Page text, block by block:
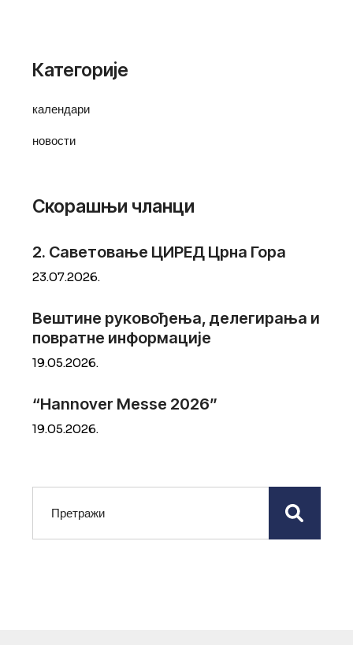
Категорије
календари
новости
Скорашњи чланци
2. Саветовање ЦИРЕД Црна Гора
23.07.2026.
Вештине руковођења, делегирања и
повратне информације
19.05.2026.
“Hannover Messe 2026”
19.05.2026.
Претрага